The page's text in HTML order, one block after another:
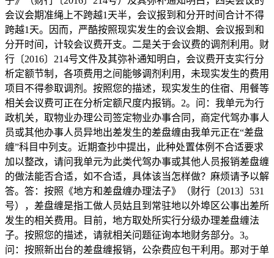
会议会期准绳上不跨越1天半，会议报到和分开时间合计不得
跨越1天。因而，严酷按照现实发生的会议会期、会议报到和
分开时间，计较会议费开支。二是关于会议费的调剂利用。财
行〔2016〕214号文件及其弥补通知明白，会议费开支实行分
析定额节制，各项费用之间能够调剂利用，未现实发生的费用
项目不得参取调剂。按照您的描述，现实发生的住宿、用餐等
相关会议费可正在分析定额尺度内报销。2。问：我单元为行
政机关，取物业办理公司签定物业办事合同，商定代驾办事人
员或其他办事人员异地出差发生的差盘缠由我单元正在“差盘
缠”科目中列支。近期查抄中提出，此种处置体例不合适要求
加以整改，请问我单元为此类代驾办事或其他人员报销差盘缠
的做法能否合适，如不合适，具体该当怎样做？麻烦请予以解
答。答：按照《地方和差盘缠办理法子》（财行〔2013〕531
号），差盘缠是指工做人员姑且到常驻地以外埠区公事出差所
发生的相关费用。目前，地方取处所实行分级办理差盘缠法
子。按照您的描述，请就相关问题征询本地财务部分。3。
问：按照新出台的差盘缠报销，公杂费应包干利用。那对于单